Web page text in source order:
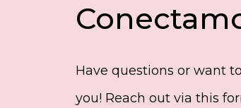
Have questions or want
you! Reach out via this